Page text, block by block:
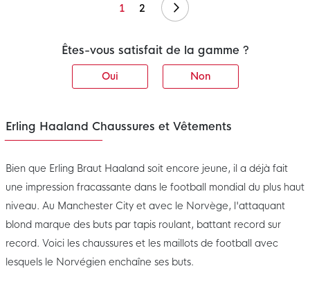
1 2 Suivant
Êtes-vous satisfait de la gamme ?
Oui Non
Erling Haaland Chaussures et Vêtements
Bien que Erling Braut Haaland soit encore jeune, il a déjà fait
une impression fracassante dans le football mondial du plus haut
niveau. Au Manchester City et avec le Norvège, l'attaquant
blond marque des buts par tapis roulant, battant record sur
record. Voici les chaussures et les maillots de football avec
lesquels le Norvégien enchaîne ses buts.